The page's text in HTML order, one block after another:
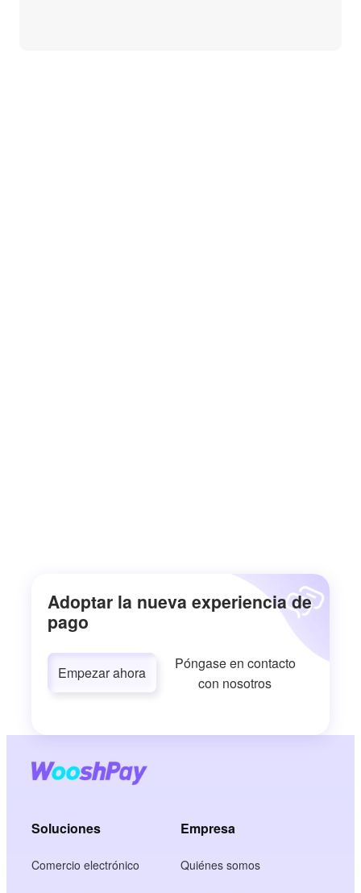
Adoptar la nueva experiencia de
pago
Empezar ahora
Póngase en contacto
con nosotros
Soluciones
Comercio electrónico
Empresa
Quiénes somos